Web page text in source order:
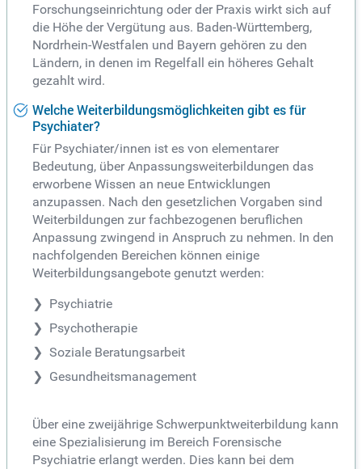
Forschungseinrichtung oder der Praxis wirkt sich auf
die Höhe der Vergütung aus. Baden-Württemberg,
Nordrhein-Westfalen und Bayern gehören zu den
Ländern, in denen im Regelfall ein höheres Gehalt
gezahlt wird.
Welche Weiterbildungsmöglichkeiten gibt es für
Psychiater?
Für Psychiater/innen ist es von elementarer
Bedeutung, über Anpassungsweiterbildungen das
erworbene Wissen an neue Entwicklungen
anzupassen. Nach den gesetzlichen Vorgaben sind
Weiterbildungen zur fachbezogenen beruflichen
Anpassung zwingend in Anspruch zu nehmen. In den
nachfolgenden Bereichen können einige
Weiterbildungsangebote genutzt werden:
Psychiatrie
Psychotherapie
Soziale Beratungsarbeit
Gesundheitsmanagement
Über eine zweijährige Schwerpunktweiterbildung kann
eine Spezialisierung im Bereich Forensische
Psychiatrie erlangt werden. Dies kann bei dem